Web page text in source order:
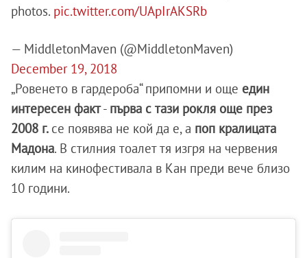
photos. pic.twitter.com/UApIrAKSRb
— MiddletonMaven (@MiddletonMaven)
December 19, 2018
„Ровенето в гардероба“ припомни и още един
интересен факт- първа с тази рокля още през
2008 г. се появява не кой да е, а поп кралицата
Мадона. В стилния тоалет тя изгря на червения
килим на кинофестивала в Кан преди вече близо
10 години.